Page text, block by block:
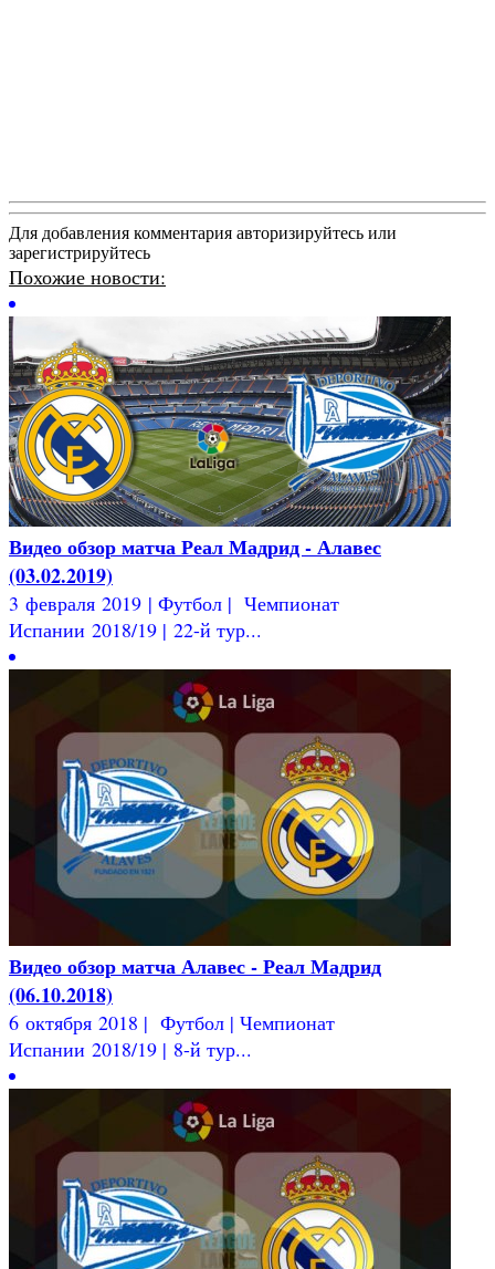
Для добавления комментария авторизируйтесь или
зарегистрируйтесь
Похожие новости:
Видео обзор матча Реал Мадрид - Алавес
(03.02.2019)
3 февраля 2019 | Футбол | Чемпионат
Испании 2018/19 | 22-й тур...
Видео обзор матча Алавес - Реал Мадрид
(06.10.2018)
6 октября 2018 | Футбол | Чемпионат
Испании 2018/19 | 8-й тур...